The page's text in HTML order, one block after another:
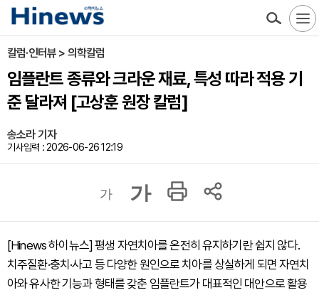
칼럼·인터뷰 > 의학칼럼
임플란트 종류와 크라운 재료, 특성 따라 적용 기
준 달라져 [고상훈 원장 칼럼]
송소라 기자
기사입력 : 2026-06-26 12:19
가 가
[Hinews 하이뉴스] 평생 자연치아를 온전히 유지하기란 쉽지 않다.
치주질환·충치·사고 등 다양한 원인으로 치아를 상실하게 되면 자연치
아와 유사한 기능과 형태를 갖춘 임플란트가 대표적인 대안으로 활용